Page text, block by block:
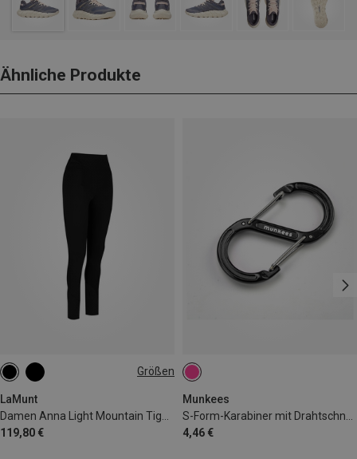
Ähnliche Produkte
Größen
LaMunt
119,80 €
XS S
Munkees
4,46 €